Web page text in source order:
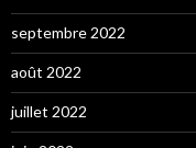
septembre 2022
août 2022
juillet 2022